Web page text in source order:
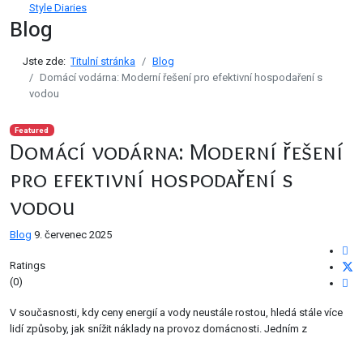
Style Diaries
Blog
Jste zde:Titulní stránka
Blog
Domácí vodárna: Moderní řešení pro efektivní hospodaření s
vodou
Featured
Domácí vodárna: Moderní řešení
pro efektivní hospodaření s
vodou
Blog 9. červenec 2025
Ratings
(0)
V současnosti, kdy ceny energií a vody neustále rostou, hledá stále více
lidí způsoby, jak snížit náklady na provoz domácnosti. Jedním z